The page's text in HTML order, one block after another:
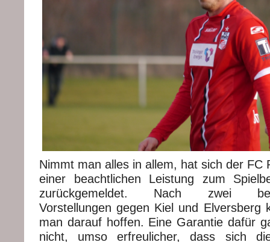
Nimmt man alles in allem, hat sich der FC
einer beachtlichen Leistung zum
zurückgemeldet. Nach zwei
Vorstellungen gegen Kiel und Elversberg
man darauf hoffen. Eine Garantie dafür
nicht, umso erfreulicher, dass sich